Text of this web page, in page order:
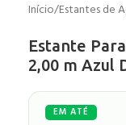
Início/Estantes de
Estante
2,00 m Azul